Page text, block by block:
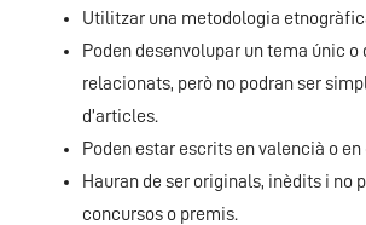
Utilitzar una metodologia
Poden desenvolupar un tema únic o
relacionats, però no podran ser
d’articles.
Poden estar escrits en valencià o
Hauran de ser originals, inèdits i no
concursos o premis.